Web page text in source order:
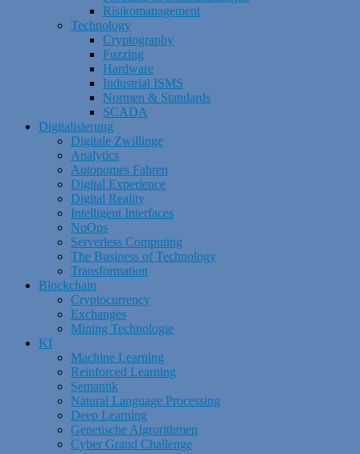
Risikomanagement
Technology
Cryptography
Fuzzing
Hardware
Industrial ISMS
Normen & Standards
SCADA
Digitalisierung
Digitale Zwillinge
Analytics
Autonomes Fahren
Digital Experience
Digital Reality
Intelligent Interfaces
NoOps
Serverless Computing
The Business of Technology
Transformation
Blockchain
Cryptocurrency
Exchanges
Mining Technologie
KI
Machine Learning
Reinforced Learning
Semantik
Natural Language Processing
Deep Learning
Genetische Algrorithmen
Cyber Grand Challenge